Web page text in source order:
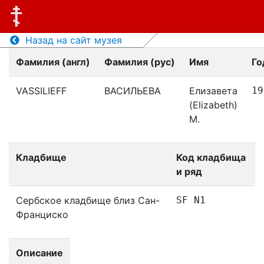
Назад на сайт музея
Фамилия (англ)
Фамилия (рус) Имя
VASSILIEFF ВАСИЛЬЕВА
Елизавета
(Elizabeth)
M.
Кладбище
Код кладбища
и ряд
Сербское кладбище близ Сан-
Франциско
SF N1
Описание